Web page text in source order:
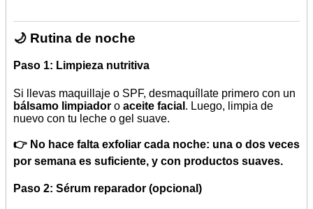
🌙 Rutina de noche
Paso 1: Limpieza nutritiva
Si llevas maquillaje o SPF, desmaquíllate primero con un
bálsamo limpiador o aceite facial . Luego, limpia de
nuevo con tu leche o gel suave.
👉 No hace falta exfoliar cada noche: una o dos veces
por semana es suficiente, y con productos suaves.
Paso 2: Sérum reparador (opcional)